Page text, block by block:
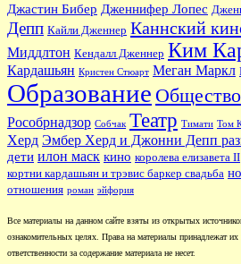
Джастин Бибер Дженнифер Лопес
Депп Кайли Дженнер Каннский
Миддлтон Кендалл Дженнер Ким
Кардашьян Кристен Стюарт Меган Маркл
Образование Общество
Рособрнадзор Собчак Театр Тимати Том
Херд Эмбер Херд и Джонни Депп
дети илон маск кино королева елизавета II
кортни кардашьян и трэвис баркер свадьба
отношения роман эйфория
Все материалы на данном сайте взяты из открытых
ознакомительных целях. Права на материалы принадлежат
ответственности за содержание материала не несет.